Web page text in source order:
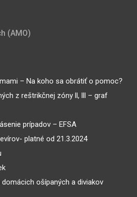
(AMO)
– Na koho sa obrátiť o pomoc?
z reštrikčnej zóny ll, lll – graf
prípadov – EFSA
platné od 21.3.2024
ošípaných a diviakov